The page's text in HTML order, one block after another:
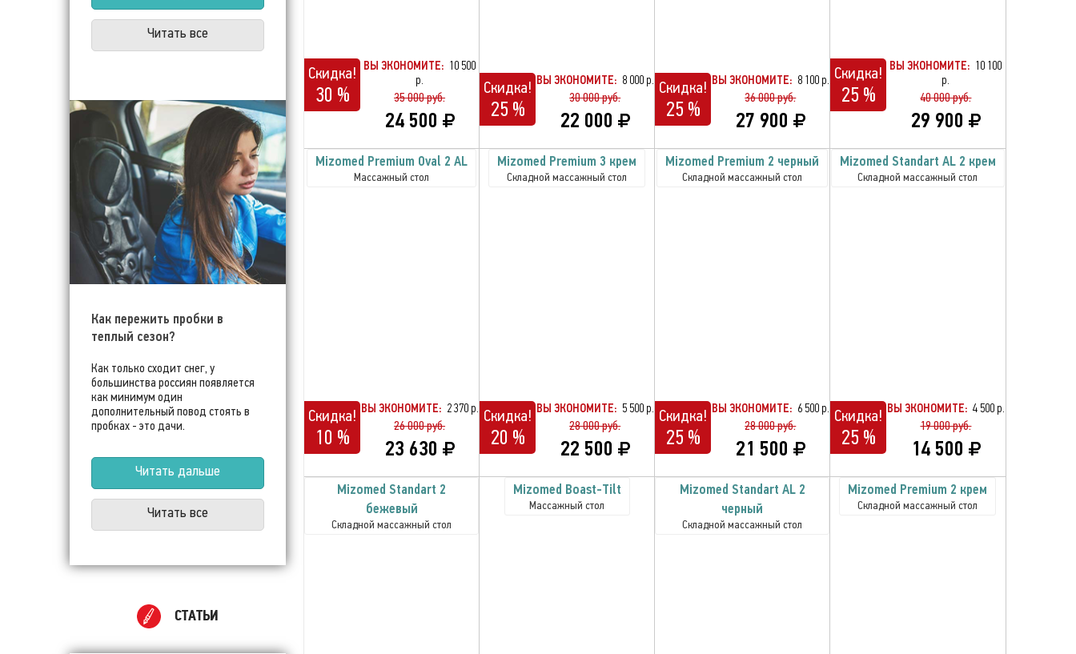
Читать все
Как пережить пробки в
теплый сезон?
Как только сходит снег, у
большинства россиян появляется
как минимум один
дополнительный повод стоять в
пробках - это дачи.
Читать дальше
Читать все
СТАТЬИ
Скидка!
30 %
ВЫ ЭКОНОМИТЕ: 10 500
р.
35 000 руб.
24 500
Скидка!
25 %
ВЫ ЭКОНОМИТЕ: 8 000 р.
30 000 руб.
22 000
Скидка!
25 %
ВЫ ЭКОНОМИТЕ: 8 100 р.
36 000 руб.
27 900
Скидка!
25 %
ВЫ ЭКОНОМИТЕ: 10 100
р.
40 000 руб.
29 900
Mizomed Premium Oval 2 AL
Массажный стол
Скидка!
10 %
ВЫ ЭКОНОМИТЕ: 2 370 р.
26 000 руб.
23 630
Mizomed Premium 3 крем
Складной массажный стол
Скидка!
20 %
ВЫ ЭКОНОМИТЕ: 5 500 р.
28 000 руб.
22 500
Mizomed Premium 2 черный
Складной массажный стол
Скидка!
25 %
ВЫ ЭКОНОМИТЕ: 6 500 р.
28 000 руб.
21 500
Mizomed Standart AL 2 крем
Складной массажный стол
Скидка!
25 %
ВЫ ЭКОНОМИТЕ: 4 500 р.
19 000 руб.
14 500
Mizomed Standart 2
бежевый
Складной массажный стол
Mizomed Boast-Tilt
Массажный стол
Mizomed Standart AL 2
черный
Складной массажный стол
Mizomed Premium 2 крем
Складной массажный стол